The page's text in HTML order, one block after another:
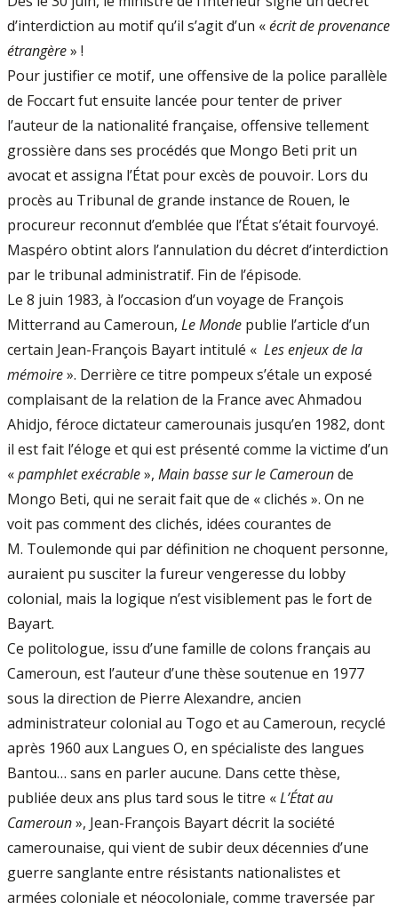
d’interdiction au motif qu’il s’agit d’un «écrit de provenance
étrangère» !
Pour justifier ce motif, une offensive de la police parallèle
de Foccart fut ensuite lancée pour tenter de priver
l’auteur de la nationalité française, offensive tellement
grossière dans ses procédés que Mongo Beti prit un
avocat et assigna l’État pour excès de pouvoir. Lors du
procès au Tribunal de grande instance de Rouen, le
procureur reconnut d’emblée que l’État s’était fourvoyé.
Maspéro obtint alors l’annulation du décret d’interdiction
par le tribunal administratif. Fin de l’épisode.
Le 8 juin 1983, à l’occasion d’un voyage de François
Mitterrand au Cameroun, Le Monde publie l’article d’un
certain Jean-François Bayart intitulé « Les enjeux de la
mémoire». Derrière ce titre pompeux s’étale un exposé
complaisant de la relation de la France avec Ahmadou
Ahidjo, féroce dictateur camerounais jusqu’en 1982, dont
il est fait l’éloge et qui est présenté comme la victime d’un
«pamphlet exécrable», Main basse sur le Camerounde
Mongo Beti, qui ne serait fait que de « clichés ». On ne
voit pas comment des clichés, idées courantes de
M. Toulemonde qui par définition ne choquent personne,
auraient pu susciter la fureur vengeresse du lobby
colonial, mais la logique n’est visiblement pas le fort de
Bayart.
Ce politologue, issu d’une famille de colons français au
Cameroun, est l’auteur d’une thèse soutenue en 1977
sous la direction de Pierre Alexandre, ancien
administrateur colonial au Togo et au Cameroun, recyclé
après 1960 aux Langues O, en spécialiste des langues
Bantou… sans en parler aucune. Dans cette thèse,
publiée deux ans plus tard sous le titre «L’État au
Cameroun», Jean-François Bayart décrit la société
camerounaise, qui vient de subir deux décennies d’une
guerre sanglante entre résistants nationalistes et
armées coloniale et néocoloniale, comme traversée par